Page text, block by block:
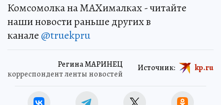
Комсомолка на MAXималках - читайте
наши новости раньше других в
канале @truekpru
Регина МАРИНЕЦ
корреспондент ленты новостей
Источник: kp.ru